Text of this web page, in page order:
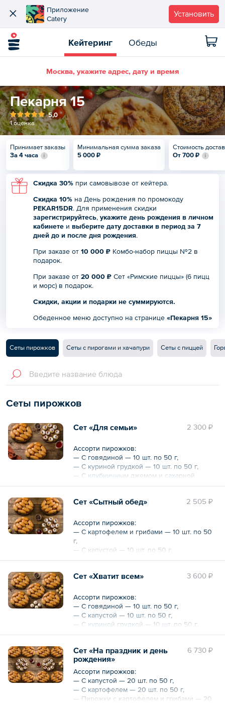
Приложение
Catery
Установить
Кейтеринг Обеды
Москва, укажите адрес, дату и время
Пекарня 15
5,0
1 оценка
Принимает заказы
За 4 часа
Минимальная сумма заказа
5 000 ₽
Стоимость
От 700 ₽
Скидка 30% при самовывозе от кейтера.
Скидка 10% на День рождения по промокоду
PEKAR15DR. Для применения скидки
зарегистрируйтесь, укажите день рождения в личном
кабинете и выберите дату доставки в период за 7
дней до и после дня рождения.
При заказе от 10 000 ₽ Комбо-набор пиццы №2 в
подарок.
При заказе от 20 000 ₽ Сет «Римские пиццы» (6 пицц
и морс) в подарок.
Скидки, акции и подарки не суммируются.
Обеденное меню доступно на странице «Пекарня 15»
Сеты пирожков Сеты с пирогами и хачапури Сеты с пиццей
Сеты пирожков
2 300 ₽
Сет «Для семьи»
Ассорти пирожков:
— С говядиной — 10 шт. по 50 г,
— С куриной грудкой — 10 шт. по 50 г,
— С клубничным джемом и сахарной
пудрой — 10 шт. по 50 г.
Общий вес – 1.5 кг 2 505 ₽
Сет «Сытный обед»
Ассорти пирожков:
— С картофелем и грибами — 10 шт. по 50
г,
— С капустой — 10 шт. по 50 г,
— С картофелем — 10 шт. по 50 г,
— 10 шт. по 50 г.
Общий вес – 2 кг
3 600 ₽
Сет «Хватит всем»
Ассорти пирожков:
— С говядиной — 10 шт. по 50 г,
— С капустой — 10 шт. по 50 г,
— С куриной грудкой — 10 шт. по 50 г,
— С картофелем и грибами — 10 шт. по 50
— С картофелем — 10 шт. по 50 г.
Общий вес – 2.5 кг
6 730 ₽
Сет «На праздник и день
рождения»
Ассорти пирожков:
— С капустой — 20 шт. по 50 г,
— С картофелем — 20 шт. по 50 г,
— Пирожки с картофелем и грибами — 20